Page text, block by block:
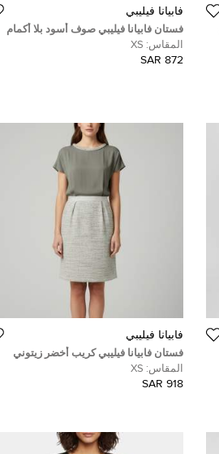
فابيانا فيليبي
فستان فابيانا فيليبي صوف أسود بلا أكمام
ميدي مقاس صغير جدًا (إكسترا سمول)
المقاس: XS
872 SAR
فابيانا فيليبي
فستان فابيانا فيليبي كريب أخضر زيتوني
وتويد مثني مقاس صغير جدًا (إكسترا سمول)
المقاس: XS
918 SAR